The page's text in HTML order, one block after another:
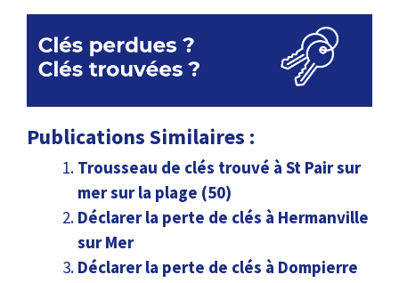
Publications Similaires :
Trousseau de clés trouvé à St Pair sur
mer sur la plage (50)
Déclarer la perte de clés à Hermanville
sur Mer
Déclarer la perte de clés à Dompierre